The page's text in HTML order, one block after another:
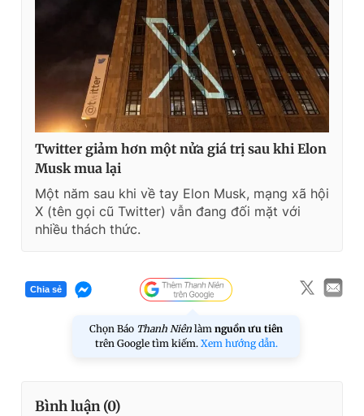
Twitter giảm hơn một nửa giá trị sau khi Elon
Musk mua lại
Một năm sau khi về tay Elon Musk, mạng xã hội
X (tên gọi cũ Twitter) vẫn đang đối mặt với
nhiều thách thức.
Chia sẻ
Chọn Báo Thanh Niên làm nguồn ưu tiên
trên Google tìm kiếm. Xem hướng dẫn.
Bình luận (0)